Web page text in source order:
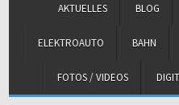
AKTUELLES BLOG
ELEKTROAUTO BAHN
FOTOS / VIDEOS